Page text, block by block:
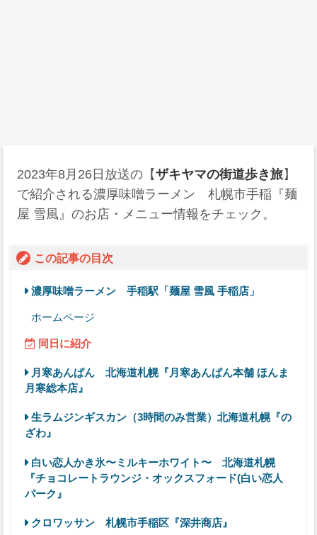
2023年8月26日放送の【ザキヤマの街道歩き旅】
で紹介される濃厚味噌ラーメン 札幌市手稲『麺
屋 雪風』のお店・メニュー情報をチェック。
この記事の目次
濃厚味噌ラーメン 手稲駅「麺屋 雪風 手稲店」
ホームページ
同日に紹介
月寒あんぱん 北海道札幌『月寒あんぱん本舗 ほんま
月寒総本店』
生ラムジンギスカン（3時間のみ営業）北海道札幌『の
ざわ』
白い恋人かき氷〜ミルキーホワイト〜 北海道札幌
『チョコレートラウンジ・オックスフォード(白い恋人
パーク』
クロワッサン 札幌市手稲区『深井商店』